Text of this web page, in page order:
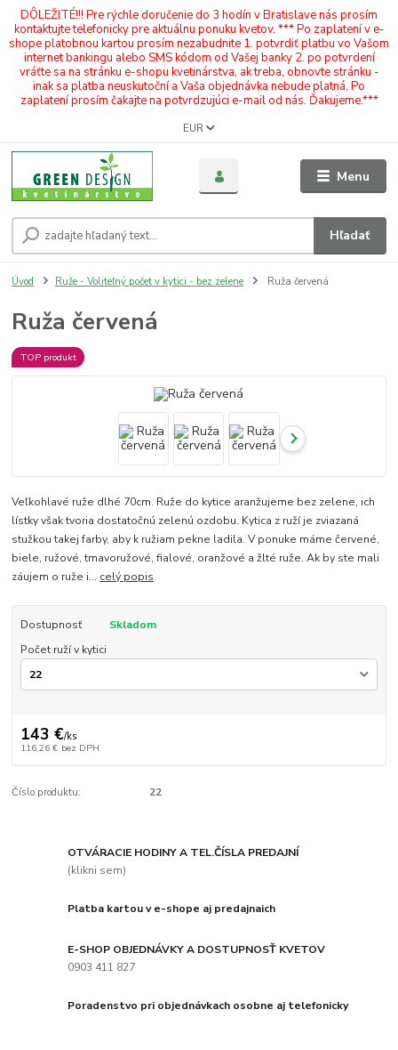
DÔLEŽITÉ!!! Pre rýchle doručenie do 3 hodín v Bratislave nás prosím
kontaktujte telefonicky pre aktuálnu ponuku kvetov. *** Po zaplatení v e-
shope platobnou kartou prosím nezabudnite 1. potvrdiť platbu vo Vašom
internet bankingu alebo SMS kódom od Vašej banky 2. po potvrdení
vráťte sa na stránku e-shopu kvetinárstva, ak treba, obnovte stránku -
inak sa platba neuskutoční a Vaša objednávka nebude platná. Po
zaplatení prosím čakajte na potvrdzujúci e-mail od nás. Ďakujeme.***
Menu
EUR
Hľadať
Úvod Ruže - Voliteľný počet v kytici - bez zelene Ruža červená
Ruža červená
TOP produkt
Veľkohlavé ruže dlhé 70cm. Ruže do kytice aranžujeme bez zelene, ich
lístky však tvoria dostatočnú zelenú ozdobu. Kytica z ruží je zviazaná
stužkou takej farby, aby k ružiam pekne ladila. V ponuke máme červené,
biele, ružové, tmavoružové, fialové, oranžové a žlté ruže. Ak by ste mali
záujem o ruže i... celý popis
Dostupnosť
Skladom
Počet ruží v kytici
143 €/ks
116,26 € bez DPH
Číslo produktu: 22
OTVÁRACIE HODINY A TEL.ČÍSLA PREDAJNÍ
(klikni sem)
Platba kartou v e-shope aj predajnaich
E-SHOP OBJEDNÁVKY A DOSTUPNOSŤ KVETOV
0903 411 827
Poradenstvo pri objednávkach osobne aj telefonicky